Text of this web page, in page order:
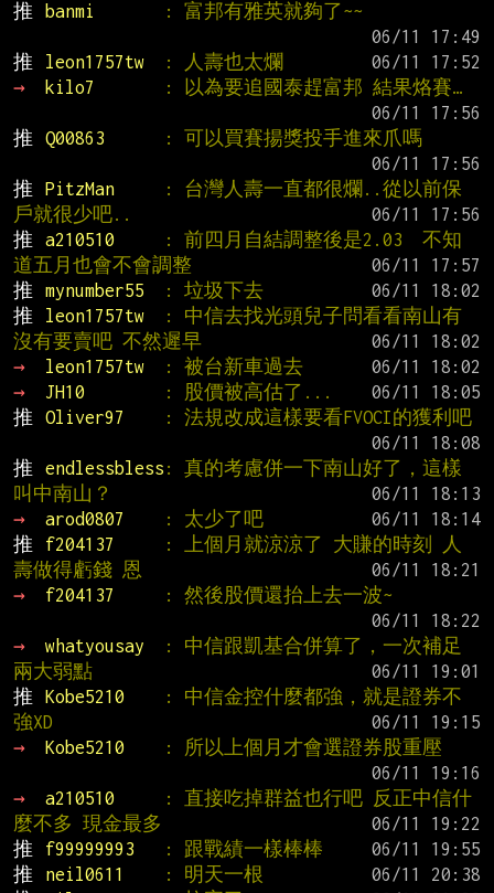
推 banmi
: 富邦有雅英就夠了~~
推
leon1757tw : 人壽也太爛
→
kilo7
: 以為要追國泰趕富邦 結果烙賽…
推
Q00863
: 可以買賽揚獎投手進來爪嗎
推
PitzMan
: 台灣人壽一直都很爛..從以前保
戶就很少吧..
推
a210510
: 前四月自結調整後是2.03  不知
道五月也會不會調整
推
mynumber55 : 垃圾下去
推
leon1757tw
: 中信去找光頭兒子問看看南山有
沒有要賣吧 不然遲早
→
leon1757tw : 被台新車過去
→
JH10 : 股價被高估了...
推
Oliver97
: 法規改成這樣要看FVOCI的獲利吧
推
endlessbless : 真的考慮併一下南山好了，這樣
叫中南山？
→
arod0807 : 太少了吧
推
f204137
: 上個月就涼涼了 大賺的時刻 人
壽做得虧錢 恩
→
f204137
: 然後股價還抬上去一波~
→
whatyousay
: 中信跟凱基合併算了，一次補足
兩大弱點
推
Kobe5210
: 中信金控什麼都強，就是證券不
強XD
→
Kobe5210
: 所以上個月才會選證券股重壓
→
a210510
: 直接吃掉群益也行吧 反正中信什
麼不多 現金最多
推
f99999993 : 跟戰績一樣棒棒
推
neil0611 : 明天一根